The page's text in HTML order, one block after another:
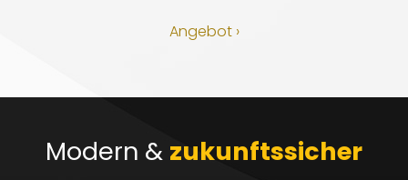
Angebot ›
Modern & zukunftssicher